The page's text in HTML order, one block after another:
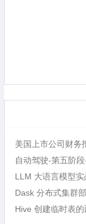
美国上市公司财务
自动驾驶-第五阶
LLM 大语言模型
Dask 分布式集群
Hive 创建临时表